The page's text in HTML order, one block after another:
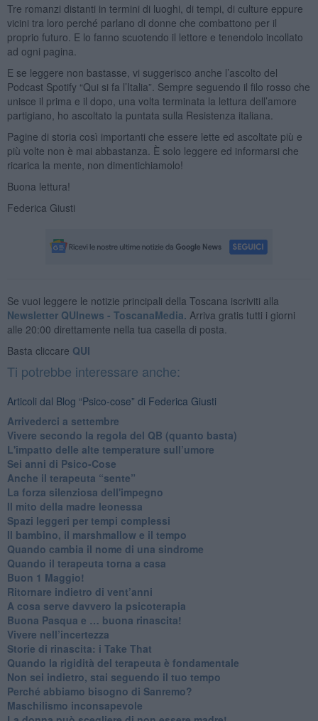
Tre romanzi distanti in termini di luoghi, di tempi, di culture eppure
vicini tra loro perché parlano di donne che combattono per il
proprio futuro. E lo fanno scuotendo il lettore e tenendolo incollato
ad ogni pagina.
E se leggere non bastasse, vi suggerisco anche l’ascolto del
Podcast Spotify “Qui si fa l’Italia”. Sempre seguendo il filo rosso che
unisce il prima e il dopo, una volta terminata la lettura dell’amore
partigiano, ho ascoltato la puntata sulla Resistenza italiana.
Pagine di storia così importanti che essere lette ed ascoltate più e
più volte non è mai abbastanza. È solo leggere ed informarsi che
ricarica la mente, non dimentichiamolo!
Buona lettura!
Federica Giusti
Se vuoi leggere le notizie principali della Toscana iscriviti alla
Newsletter QUInews - ToscanaMedia. Arriva gratis tutti i giorni
alle 20:00 direttamente nella tua casella di posta.
Basta cliccare QUI
Ti potrebbe interessare anche:
Articoli dal Blog “Psico-cose” di Federica Giusti
​Arrivederci a settembre
​Vivere secondo la regola del QB (quanto basta)
​L'impatto delle alte temperature sull’umore
Sei anni di Psico-Cose
​Anche il terapeuta “sente”
​La forza silenziosa dell'impegno
​Il mito della madre leonessa
Spazi leggeri per tempi complessi
Il bambino, il marshmallow e il tempo
​Quando cambia il nome di una sindrome
​Quando il terapeuta torna a casa
​Buon 1 Maggio!
Ritornare indietro di vent’anni
​A cosa serve davvero la psicoterapia
​Buona Pasqua e … buona rinascita!
​Vivere nell’incertezza
​Storie di rinascita: i Take That
​Quando la rigidità del terapeuta è fondamentale
​Non sei indietro, stai seguendo il tuo tempo
​Perché abbiamo bisogno di Sanremo?
​Maschilismo inconsapevole